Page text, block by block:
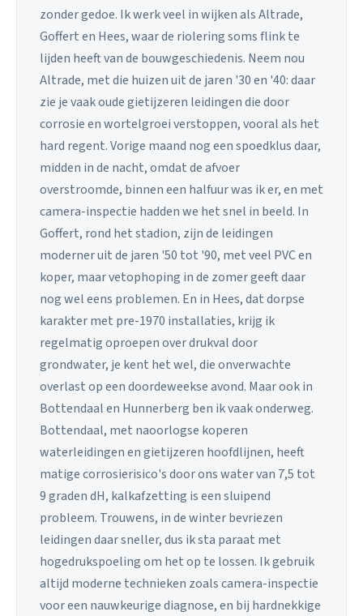
zonder gedoe. Ik werk veel in wijken als Altrade,
Goffert en Hees, waar de riolering soms flink te
lijden heeft van de bouwgeschiedenis. Neem nou
Altrade, met die huizen uit de jaren '30 en '40: daar
zie je vaak oude gietijzeren leidingen die door
corrosie en wortelgroei verstoppen, vooral als het
hard regent. Vorige maand nog een spoedklus daar,
midden in de nacht, omdat de afvoer
overstroomde, binnen een halfuur was ik er, en met
camera-inspectie hadden we het snel in beeld. In
Goffert, rond het stadion, zijn de leidingen
moderner uit de jaren '50 tot '90, met veel PVC en
koper, maar vetophoping in de zomer geeft daar
nog wel eens problemen. En in Hees, dat dorpse
karakter met pre-1970 installaties, krijg ik
regelmatig oproepen over drukval door
grondwater, je kent het wel, die onverwachte
overlast op een doordeweekse avond. Maar ook in
Bottendaal en Hunnerberg ben ik vaak onderweg.
Bottendaal, met naoorlogse koperen
waterleidingen en gietijzeren hoofdlijnen, heeft
matige corrosierisico's door ons water van 7,5 tot
9 graden dH, kalkafzetting is een sluipend
probleem. Trouwens, in de winter bevriezen
leidingen daar sneller, dus ik sta paraat met
hogedrukspoeling om het op te lossen. Ik gebruik
altijd moderne technieken zoals camera-inspectie
voor een nauwkeurige diagnose, en bij hardnekkige